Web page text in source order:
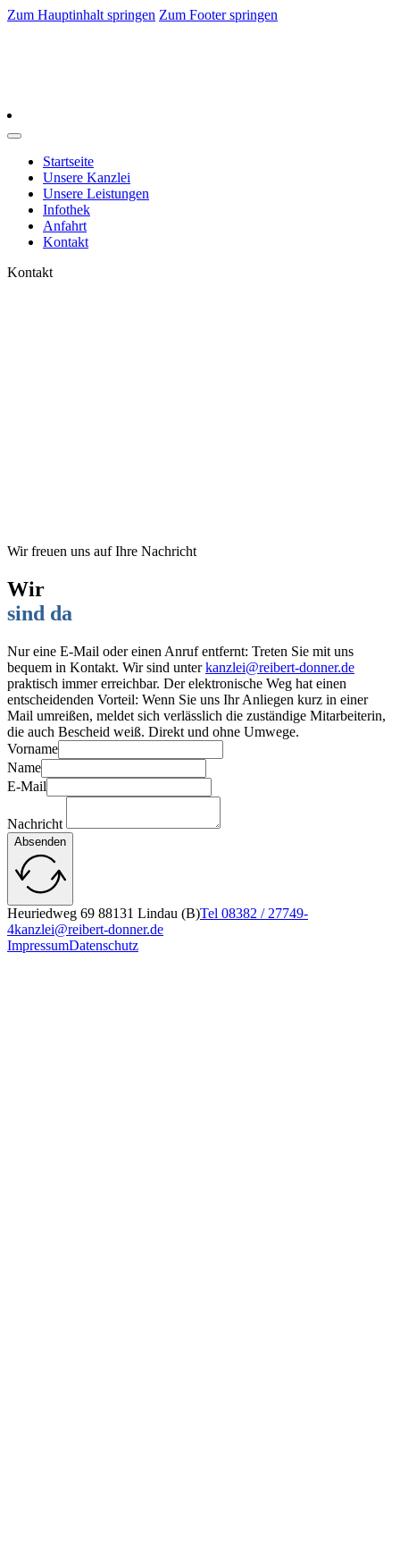
Zum Hauptinhalt springen Zum Footer springen
Startseite
Unsere Kanzlei
Unsere Leistungen
Infothek
Anfahrt
Kontakt
Kontakt
Wir freuen uns auf Ihre Nachricht
Wir
sind da
Nur eine E-Mail oder einen Anruf entfernt: Treten Sie mit uns
bequem in Kontakt. Wir sind unterkanzlei@reibert-donner.de
praktisch immer erreichbar. Der elektronische Weg hat einen
entscheidenden Vorteil: Wenn Sie uns Ihr Anliegen kurz in einer
Mail umreißen, meldet sich verlässlich die zuständige Mitarbeiterin,
die auch Bescheid weiß. Direkt und ohne Umwege.
Vorname
Name
E-Mail
Nachricht
Absenden
Heuriedweg 69 88131 Lindau (B)Tel 08382 / 27749-
4kanzlei@reibert-donner.de
ImpressumDatenschutz